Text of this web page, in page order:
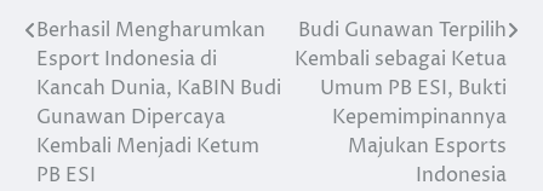
Post
navigation
Berhasil Mengharumkan
Esport Indonesia di
Kancah Dunia, KaBIN Budi
Gunawan Dipercaya
Kembali Menjadi Ketum
PB ESI
Budi Gunawan Terpilih
Kembali sebagai Ketua
Umum PB ESI, Bukti
Kepemimpinannya
Majukan Esports
Indonesia